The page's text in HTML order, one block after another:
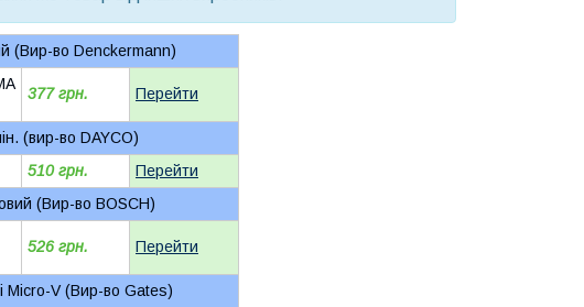
(Вир-во Denckermann)
377 грн. Перейти
(вир-во DAYCO)
510 грн.
Перейти
(Вир-во BOSCH)
526 грн. Перейти
Micro-V (Вир-во Gates)